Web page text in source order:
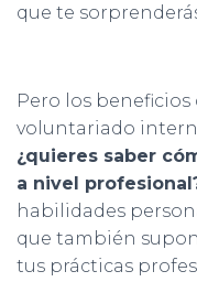
que te
Pero los
voluntariado
¿quieres saber
a nivel
habilidades
que también
tus prácticas